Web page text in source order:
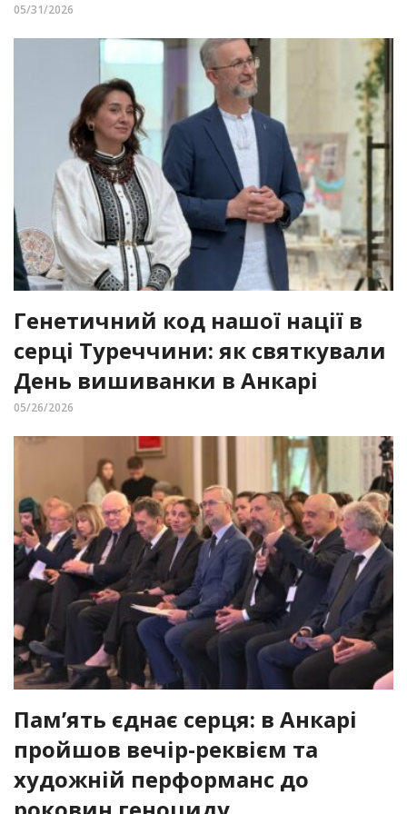
05/31/2026
Генетичний код нашої нації в
серці Туреччини: як святкували
День вишиванки в Анкарі
05/26/2026
Пам’ять єднає серця: в Анкарі
пройшов вечір-реквієм та
художній перформанс до